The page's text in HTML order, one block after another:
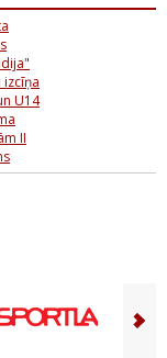
izcīņa
U14
II